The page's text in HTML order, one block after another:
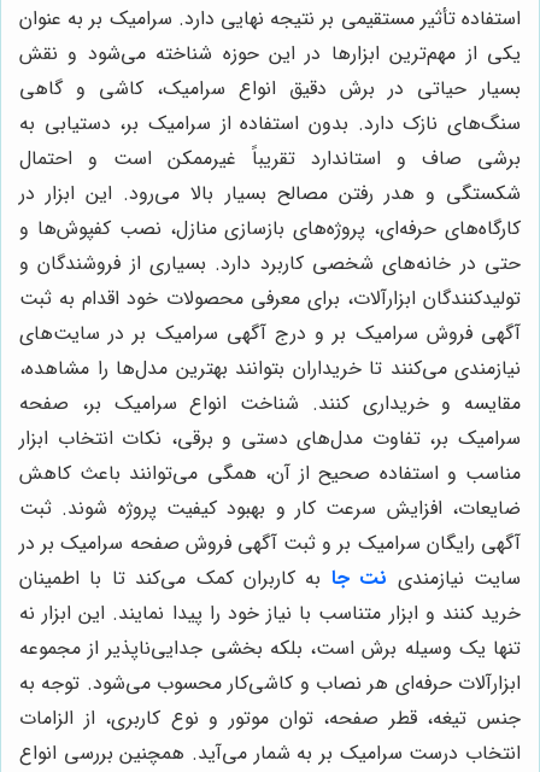
استفاده تأثیر مستقیمی بر نتیجه نهایی دارد. سرامیک بر به عنوان
یکی از مهم‌ترین ابزارها در این حوزه شناخته می‌شود و نقش
بسیار حیاتی در برش دقیق انواع سرامیک، کاشی و گاهی
سنگ‌های نازک دارد. بدون استفاده از سرامیک بر، دستیابی به
برشی صاف و استاندارد تقریباً غیرممکن است و احتمال
شکستگی و هدر رفتن مصالح بسیار بالا می‌رود. این ابزار در
کارگاه‌های حرفه‌ای، پروژه‌های بازسازی منازل، نصب کفپوش‌ها و
حتی در خانه‌های شخصی کاربرد دارد. بسیاری از فروشندگان و
تولیدکنندگان ابزارآلات، برای معرفی محصولات خود اقدام به ثبت
آگهی فروش سرامیک بر و درج آگهی سرامیک بر در سایت‌های
نیازمندی می‌کنند تا خریداران بتوانند بهترین مدل‌ها را مشاهده،
مقایسه و خریداری کنند. شناخت انواع سرامیک بر، صفحه
سرامیک بر، تفاوت مدل‌های دستی و برقی، نکات انتخاب ابزار
مناسب و استفاده صحیح از آن، همگی می‌توانند باعث کاهش
ضایعات، افزایش سرعت کار و بهبود کیفیت پروژه شوند. ثبت
آگهی رایگان سرامیک بر و ثبت آگهی فروش صفحه سرامیک بر در
سایت نیازمندی نت جا به کاربران کمک می‌کند تا با اطمینان
خرید کنند و ابزار متناسب با نیاز خود را پیدا نمایند. این ابزار نه
تنها یک وسیله برش است، بلکه بخشی جدایی‌ناپذیر از مجموعه
ابزارآلات حرفه‌ای هر نصاب و کاشی‌کار محسوب می‌شود. توجه به
جنس تیغه، قطر صفحه، توان موتور و نوع کاربری، از الزامات
انتخاب درست سرامیک بر به شمار می‌آید. همچنین بررسی انواع